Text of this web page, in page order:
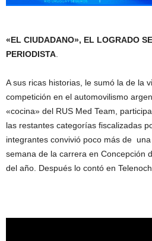
«EL CIUDADANO», EL LOGRADO
PERIODISTA.
A sus ricas historias, le sumó la de la
competición en el automovilismo
«cocina» del RUS Med Team,
las restantes categorías fiscalizadas
integrantes convivió poco más de
semana de la carrera en Concepción
del año. Después lo contó en